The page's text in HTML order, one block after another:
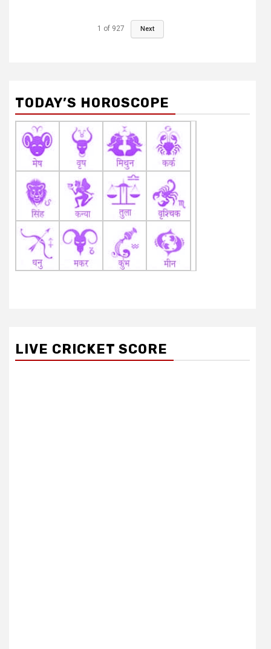
1 of 927 Next
TODAY’S HOROSCOPE
LIVE CRICKET SCORE